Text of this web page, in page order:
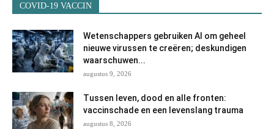
COVID-19 VACCIN
Wetenschappers gebruiken AI om geheel
nieuwe virussen te creëren; deskundigen
waarschuwen...
augustus 9, 2026
Tussen leven, dood en alle fronten:
vaccinschade en een levenslang trauma
augustus 8, 2026